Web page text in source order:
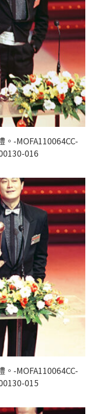
-MOFA110064CC-
016
-MOFA110064CC-
015